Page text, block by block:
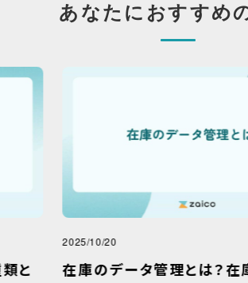
あなたにおすすめ
2025/10/20
在庫のデータ管理とは？在庫